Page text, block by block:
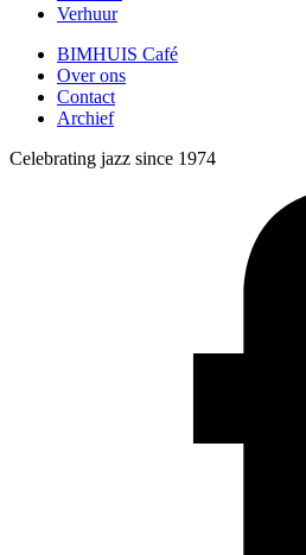
Verhuur
BIMHUIS Café
Over ons
Contact
Archief
Celebrating jazz since 1974